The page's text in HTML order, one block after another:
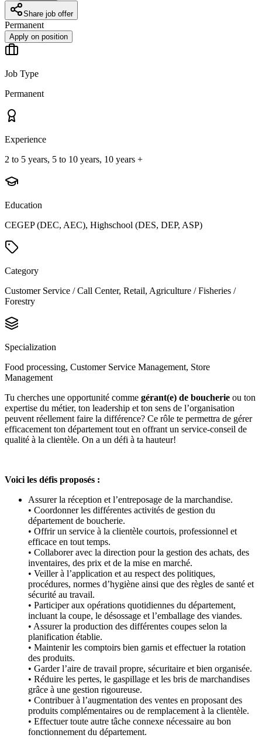
Share job offer
Permanent
Apply on position
Job Type
Permanent
Experience
2 to 5 years, 5 to 10 years, 10 years +
Education
CEGEP (DEC, AEC), Highschool (DES, DEP, ASP)
Category
Customer Service / Call Center, Retail, Agriculture / Fisheries /
Forestry
Specialization
Food processing, Customer Service Management, Store
Management
Tu cherches une opportunité comme gérant(e) de boucherie ou ton
expertise du métier, ton leadership et ton sens de l’organisation
peuvent réellement faire la différence? Ce rôle te permettra de gérer
efficacement ton département tout en offrant un service-conseil de
qualité à la clientèle. On a un défi à ta hauteur!
Voici les défis proposés :
Assurer la réception et l’entreposage de la marchandise.
• Coordonner les différentes activités de gestion du
département de boucherie.
• Offrir un service à la clientèle courtois, professionnel et
efficace en tout temps.
• Collaborer avec la direction pour la gestion des achats, des
inventaires, des prix et de la mise en marché.
• Veiller à l’application et au respect des politiques,
procédures, normes d’hygiène ainsi que des règles de santé et
sécurité au travail.
• Participer aux opérations quotidiennes du département,
incluant la coupe, le désossage et l’emballage des viandes.
• Assurer la production des différentes coupes selon la
planification établie.
• Maintenir les comptoirs bien garnis et effectuer la rotation
des produits.
• Garder l’aire de travail propre, sécuritaire et bien organisée.
• Réduire les pertes, le gaspillage et les bris de marchandises
grâce à une gestion rigoureuse.
• Contribuer à l’augmentation des ventes en proposant des
produits complémentaires ou de remplacement à la clientèle.
• Effectuer toute autre tâche connexe nécessaire au bon
fonctionnement du département.